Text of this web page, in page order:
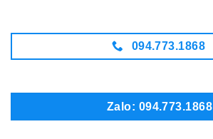
094.773.1868
Zalo: 094.773.1868